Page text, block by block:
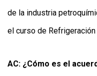
de la industria
el curso de
AC: ¿Cómo es el